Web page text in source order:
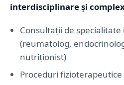
interdisciplinare și
Consultații de
(reumatolog,
nutriționist)
Proceduri